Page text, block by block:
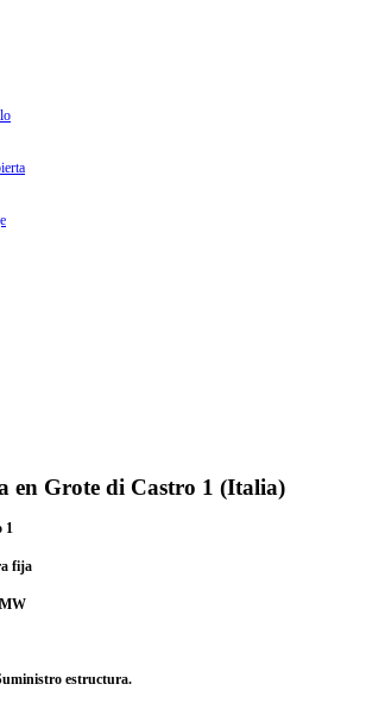
en Grote di Castro 1 (Italia)
1
fija
estructura.